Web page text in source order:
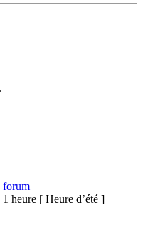
forum
heure [ Heure d’été ]